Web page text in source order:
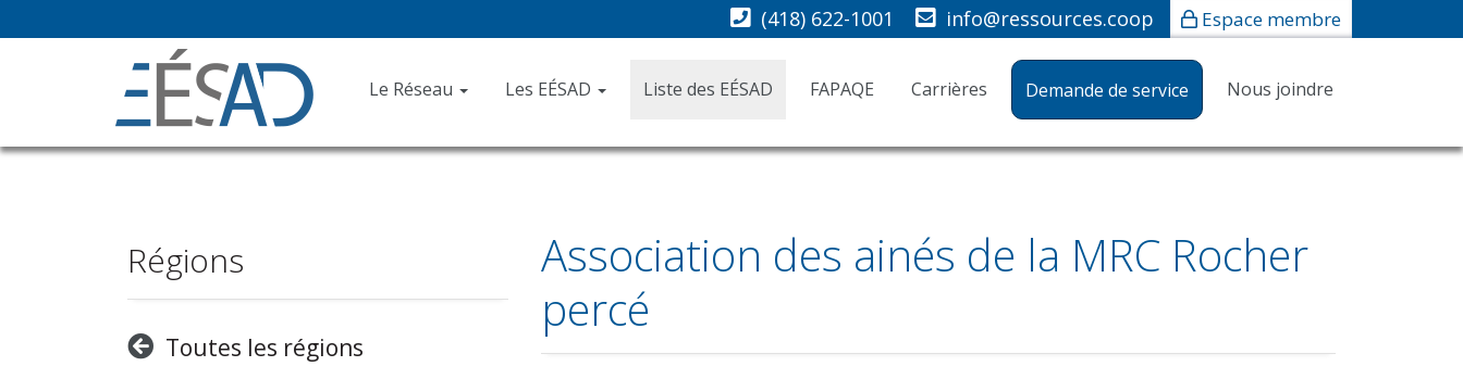
Espace membre
info@ressources.coop
(418) 622-1001
Le Réseau Les EÉSAD Liste des EÉSAD FAPAQE Carrières Demande de service Nous joindre
Association des ainés de la MRC Rocher
percé
Régions
Toutes les régions